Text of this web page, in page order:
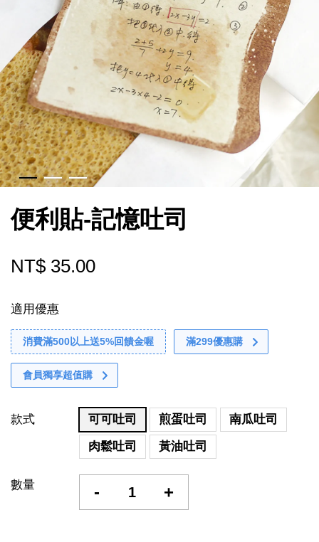
便利貼-記憶吐司
NT$ 35.00
適用優惠
消費滿500以上送5%回饋金喔 滿299優惠購
會員獨享超值購
款式 可可吐司 煎蛋吐司
南瓜吐司
肉鬆吐司
黃油吐司
數量 - +